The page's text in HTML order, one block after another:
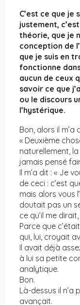
C’est ce que je
justement,
théorie, que je
conception de
que je suis en
fonctionne
aucun de ceux
savoir ce que
ou le discours
l’hystérique.
Bon, alors il m’a
« Deuxième
naturellement, la
jamais pensé
Il m’a dit : « Je
de ceci : c’est
mais alors vous
doutait pas un
ce qu’il me
Parce que
qui, lui, croyait
Il avait déjà
à lui sa petite
analytique.
Bon.
Là-dessus il n’a
avançait.